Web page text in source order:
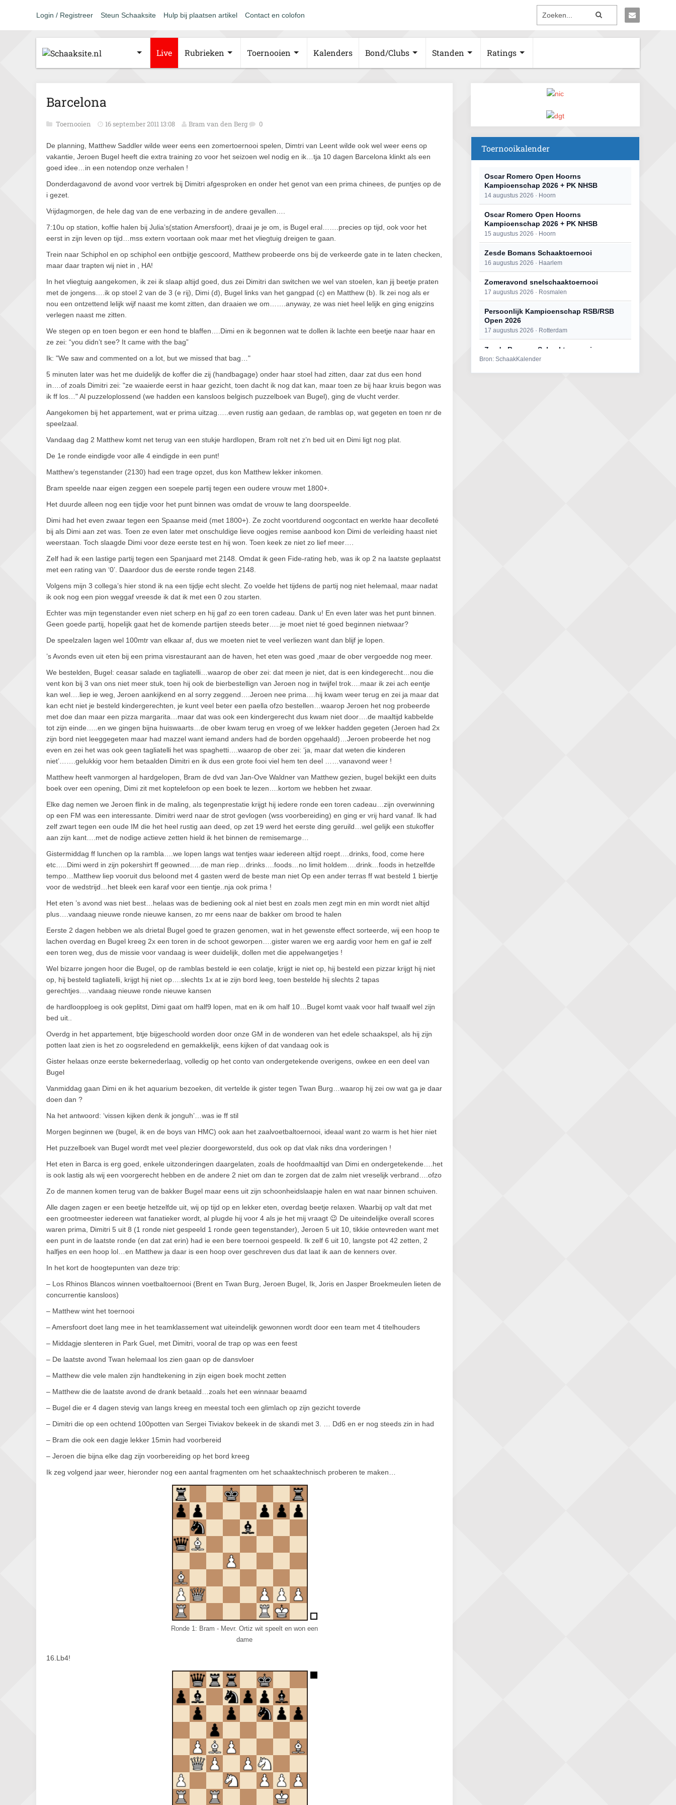
Login / Registreer Steun Schaaksite Hulp bij plaatsen artikel Contact en colofon
Live Rubrieken Toernooien Kalenders Bond/Clubs Standen Ratings
Barcelona
Toernooien 16 september 2011 13:08 Bram van den Berg 0
De planning, Matthew Saddler wilde weer eens een zomertoernooi spelen, Dimtri van Leent wilde ook wel weer eens op
vakantie, Jeroen Bugel heeft die extra training zo voor het seizoen wel nodig en ik…tja 10 dagen Barcelona klinkt als een
goed idee…in een notendop onze verhalen !
Donderdagavond de avond voor vertrek bij Dimitri afgesproken en onder het genot van een prima chinees, de puntjes op de
i gezet.
Vrijdagmorgen, de hele dag van de ene verbazing in de andere gevallen….
7:10u op station, koffie halen bij Julia’s(station Amersfoort), draai je je om, is Bugel eral…….precies op tijd, ook voor het
eerst in zijn leven op tijd…mss extern voortaan ook maar met het vliegtuig dreigen te gaan.
Trein naar Schiphol en op schiphol een ontbijtje gescoord, Matthew probeerde ons bij de verkeerde gate in te laten checken,
maar daar trapten wij niet in , HA!
In het vliegtuig aangekomen, ik zei ik slaap altijd goed, dus zei Dimitri dan switchen we wel van stoelen, kan jij beetje praten
met de jongens….ik op stoel 2 van de 3 (e rij), Dimi (d), Bugel links van het gangpad (c) en Matthew (b). Ik zei nog als er
nou een ontzettend lelijk wijf naast me komt zitten, dan draaien we om…….anyway, ze was niet heel lelijk en ging enigzins
verlegen naast me zitten.
We stegen op en toen begon er een hond te blaffen….Dimi en ik begonnen wat te dollen ik lachte een beetje naar haar en
ze zei: “you didn’t see? It came with the bag”
Ik: "We saw and commented on a lot, but we missed that bag…"
5 minuten later was het me duidelijk de koffer die zij (handbagage) onder haar stoel had zitten, daar zat dus een hond
in….of zoals Dimitri zei: "ze waaierde eerst in haar gezicht, toen dacht ik nog dat kan, maar toen ze bij haar kruis begon was
ik ff los…" Al puzzeloplossend (we hadden een kansloos belgisch puzzelboek van Bugel), ging de vlucht verder.
Aangekomen bij het appartement, wat er prima uitzag…..even rustig aan gedaan, de ramblas op, wat gegeten en toen nr de
speelzaal.
Vandaag dag 2 Matthew komt net terug van een stukje hardlopen, Bram rolt net z’n bed uit en Dimi ligt nog plat.
De 1e ronde eindigde voor alle 4 eindigde in een punt!
Matthew’s tegenstander (2130) had een trage opzet, dus kon Matthew lekker inkomen.
Bram speelde naar eigen zeggen een soepele partij tegen een oudere vrouw met 1800+.
Het duurde alleen nog een tijdje voor het punt binnen was omdat de vrouw te lang doorspeelde.
Dimi had het even zwaar tegen een Spaanse meid (met 1800+). Ze zocht voortdurend oogcontact en werkte haar decolleté
bij als Dimi aan zet was. Toen ze even later met onschuldige lieve oogjes remise aanbood kon Dimi de verleiding haast niet
weerstaan. Toch slaagde Dimi voor deze eerste test en hij won. Toen keek ze niet zo lief meer….
Zelf had ik een lastige partij tegen een Spanjaard met 2148. Omdat ik geen Fide-rating heb, was ik op 2 na laatste geplaatst
met een rating van ‘0’. Daardoor dus de eerste ronde tegen 2148.
Volgens mijn 3 collega’s hier stond ik na een tijdje echt slecht. Zo voelde het tijdens de partij nog niet helemaal, maar nadat
ik ook nog een pion weggaf vreesde ik dat ik met een 0 zou starten.
Echter was mijn tegenstander even niet scherp en hij gaf zo een toren cadeau. Dank u! En even later was het punt binnen.
Geen goede partij, hopelijk gaat het de komende partijen steeds beter…..je moet niet té goed beginnen nietwaar?
De speelzalen lagen wel 100mtr van elkaar af, dus we moeten niet te veel verliezen want dan blijf je lopen.
’s Avonds even uit eten bij een prima visrestaurant aan de haven, het eten was goed ,maar de ober vergoedde nog meer.
We bestelden, Bugel: ceasar salade en tagliatelli…waarop de ober zei: dat meen je niet, dat is een kindegerecht…nou die
vent kon bij 3 van ons niet meer stuk, toen hij ook de bierbestellign van Jeroen nog in twijfel trok….maar ik zei ach eentje
kan wel….liep ie weg, Jeroen aankijkend en al sorry zeggend….Jeroen nee prima….hij kwam weer terug en zei ja maar dat
kan echt niet je besteld kindergerechten, je kunt veel beter een paella ofzo bestellen…waarop Jeroen het nog probeerde
met doe dan maar een pizza margarita…maar dat was ook een kindergerecht dus kwam niet door….de maaltijd kabbelde
tot zijn einde…..en we gingen bijna huiswaarts…de ober kwam terug en vroeg of we lekker hadden gegeten (Jeroen had 2x
zijn bord niet leeggegeten maar had mazzel want iemand anders had de borden opgehaald)…Jeroen probeerde het nog
even en zei het was ook geen tagliatelli het was spaghetti….waarop de ober zei: ‘ja, maar dat weten die kinderen
niet’…….gelukkig voor hem betaalden Dimitri en ik dus een grote fooi viel hem ten deel ……vanavond weer !
Matthew heeft vanmorgen al hardgelopen, Bram de dvd van Jan-Ove Waldner van Matthew gezien, bugel bekijkt een duits
boek over een opening, Dimi zit met koptelefoon op een boek te lezen….kortom we hebben het zwaar.
Elke dag nemen we Jeroen flink in de maling, als tegenprestatie krijgt hij iedere ronde een toren cadeau…zijn overwinning
op een FM was een interessante. Dimitri werd naar de strot gevlogen (wss voorbereiding) en ging er vrij hard vanaf. Ik had
zelf zwart tegen een oude IM die het heel rustig aan deed, op zet 19 werd het eerste ding geruild…wel gelijk een stukoffer
aan zijn kant….met de nodige actieve zetten hield ik het binnen de remisemarge…
Gistermiddag ff lunchen op la rambla….we lopen langs wat tentjes waar iedereen altijd roept….drinks, food, come here
etc…..Dimi werd in zijn pokershirt ff geowned…..de man riep…drinks….foods…no limit holdem….drink…foods in hetzelfde
tempo…Matthew liep vooruit dus beloond met 4 gasten werd de beste man niet Op een ander terras ff wat besteld 1 biertje
voor de wedstrijd…het bleek een karaf voor een tientje..nja ook prima !
Het eten ’s avond was niet best…helaas was de bediening ook al niet best en zoals men zegt min en min wordt niet altijd
plus….vandaag nieuwe ronde nieuwe kansen, zo mr eens naar de bakker om brood te halen
Eerste 2 dagen hebben we als drietal Bugel goed te grazen genomen, wat in het gewenste effect sorteerde, wij een hoop te
lachen overdag en Bugel kreeg 2x een toren in de schoot geworpen….gister waren we erg aardig voor hem en gaf ie zelf
een toren weg, dus de missie voor vandaag is weer duidelijk, dollen met die appelwangetjes !
Wel bizarre jongen hoor die Bugel, op de ramblas besteld ie een colatje, krijgt ie niet op, hij besteld een pizzar krijgt hij niet
op, hij besteld tagliatelli, krijgt hij niet op….slechts 1x at ie zijn bord leeg, toen bestelde hij slechts 2 tapas
gerechtjes….vandaag nieuwe ronde nieuwe kansen
de hardloopploeg is ook geplitst, Dimi gaat om half9 lopen, mat en ik om half 10…Bugel komt vaak voor half twaalf wel zijn
bed uit..
Overdg in het appartement, btje bijgeschoold worden door onze GM in de wonderen van het edele schaakspel, als hij zijn
potten laat zien is het zo oogsreledend en gemakkelijk, eens kijken of dat vandaag ook is
Gister helaas onze eerste bekernederlaag, volledig op het conto van ondergetekende overigens, owkee en een deel van
Bugel
Vanmiddag gaan Dimi en ik het aquarium bezoeken, dit vertelde ik gister tegen Twan Burg…waarop hij zei ow wat ga je daar
doen dan ?
Na het antwoord: ‘vissen kijken denk ik jonguh’…was ie ff stil
Morgen beginnen we (bugel, ik en de boys van HMC) ook aan het zaalvoetbaltoernooi, ideaal want zo warm is het hier niet
Het puzzelboek van Bugel wordt met veel plezier doorgeworsteld, dus ook op dat vlak niks dna vorderingen !
Het eten in Barca is erg goed, enkele uitzonderingen daargelaten, zoals de hoofdmaaltijd van Dimi en ondergetekende….het
is ook lastig als wij een voorgerecht hebben en de andere 2 niet om dan te zorgen dat de zalm niet vreselijk verbrand….ofzo
Zo de mannen komen terug van de bakker Bugel maar eens uit zijn schoonheidslaapje halen en wat naar binnen schuiven.
Alle dagen zagen er een beetje hetzelfde uit, wij op tijd op en lekker eten, overdag beetje relaxen. Waarbij op valt dat met
een grootmeester iedereen wat fanatieker wordt, al plugde hij voor 4 als je het mij vraagt 😉 De uiteindelijke overall scores
waren prima, Dimitri 5 uit 8 (1 ronde niet gespeeld 1 ronde geen tegenstander), Jeroen 5 uit 10, tikkie ontevreden want met
een punt in de laatste ronde (en dat zat erin) had ie een bere toernooi gespeeld. Ik zelf 6 uit 10, langste pot 42 zetten, 2
halfjes en een hoop lol…en Matthew ja daar is een hoop over geschreven dus dat laat ik aan de kenners over.
In het kort de hoogtepunten van deze trip:
– Los Rhinos Blancos winnen voetbaltoernooi (Brent en Twan Burg, Jeroen Bugel, Ik, Joris en Jasper Broekmeulen lieten de
concurrentie kansloos)
– Matthew wint het toernooi
– Amersfoort doet lang mee in het teamklassement wat uiteindelijk gewonnen wordt door een team met 4 titelhouders
– Middagje slenteren in Park Guel, met Dimitri, vooral de trap op was een feest
– De laatste avond Twan helemaal los zien gaan op de dansvloer
– Matthew die vele malen zijn handtekening in zijn eigen boek mocht zetten
– Matthew die de laatste avond de drank betaald…zoals het een winnaar beaamd
– Bugel die er 4 dagen stevig van langs kreeg en meestal toch een glimlach op zijn gezicht toverde
– Dimitri die op een ochtend 100potten van Sergei Tiviakov bekeek in de skandi met 3. … Dd6 en er nog steeds zin in had
– Bram die ook een dagje lekker 15min had voorbereid
– Jeroen die bijna elke dag zijn voorbereiding op het bord kreeg
Ik zeg volgend jaar weer, hieronder nog een aantal fragmenten om het schaaktechnisch proberen te maken…
Ronde 1: Bram - Mevr. Ortiz wit speelt en won een
dame
16.Lb4!
Toernooikalender
Oscar Romero Open Hoorns
Kampioenschap 2026 + PK NHSB
14 augustus 2026 · Hoorn
Oscar Romero Open Hoorns
Kampioenschap 2026 + PK NHSB
15 augustus 2026 · Hoorn
Zesde Bomans Schaaktoernooi
16 augustus 2026 · Haarlem
Zomeravond snelschaaktoernooi
17 augustus 2026 · Rosmalen
Persoonlijk Kampioenschap RSB/RSB
Open 2026
17 augustus 2026 · Rotterdam
Zesde Bomans Schaaktoernooi
17 augustus 2026 · Haarlem
Bron: SchaakKalender